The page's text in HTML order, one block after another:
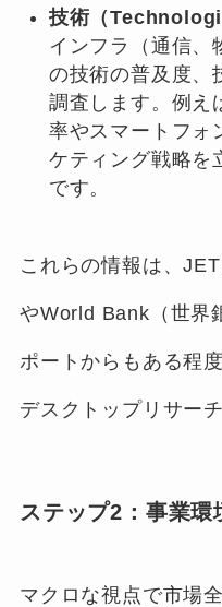
技術（
インフラ（通信、
の技術の普及度、
調査します。例え
率やスマートフォ
ケティング戦略を
です。
これらの情報は、
やWorld Bank（世界
ポートからもある程
デスクトップリサー
ステップ2：事業環
マクロな視点で市場